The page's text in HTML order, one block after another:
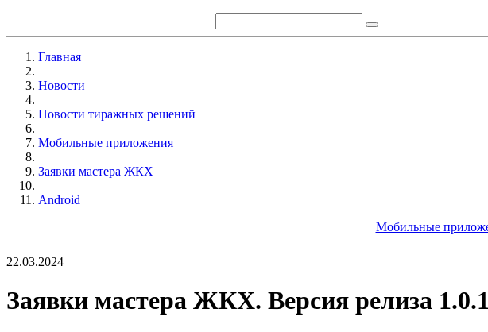
Главная
Новости
Новости тиражных решений
Мобильные приложения
Заявки мастера ЖКХ
Android
Мобильные
22.03.2024
Заявки мастера ЖКХ. Версия релиза